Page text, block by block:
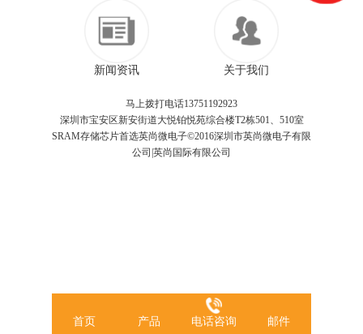
新闻资讯 关于我们
马上拨打电话13751192923
深圳市宝安区新安街道大悦铂悦苑综合楼T2栋501、510室
SRAM存储芯片首选英尚微电子©2016深圳市英尚微电子有限
公司|英尚国际有限公司
首页 产品 电话咨询 邮件